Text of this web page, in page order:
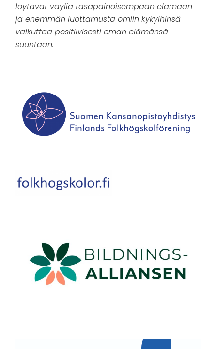
löytävät väyliä tasapainoisempaan elämään
ja enemmän luottamusta omiin kykyihinsä
vaikuttaa positiivisesti oman elämänsä
suuntaan.